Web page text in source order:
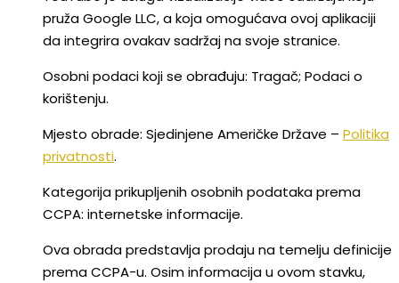
pruža Google LLC, a koja omogućava ovoj aplikaciji
da integrira ovakav sadržaj na svoje stranice.
Osobni podaci koji se obrađuju: Tragač; Podaci o
korištenju.
Mjesto obrade: Sjedinjene Američke Države – Politika
privatnosti.
Kategorija prikupljenih osobnih podataka prema
CCPA: internetske informacije.
Ova obrada predstavlja prodaju na temelju definicije
prema CCPA-u. Osim informacija u ovom stavku,